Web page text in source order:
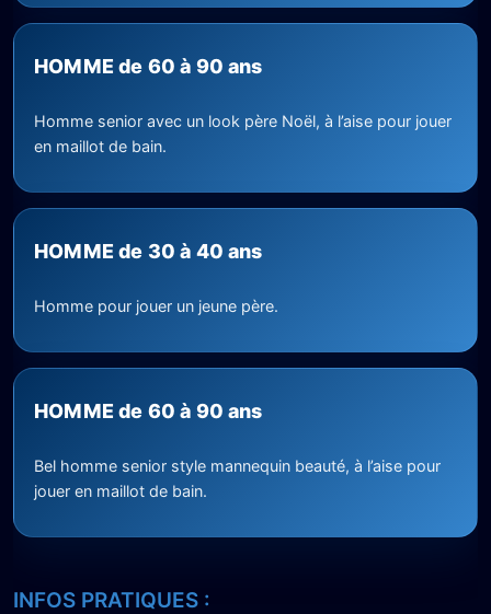
HOMME de 60 à 90 ans
Homme senior avec un look père Noël, à l’aise pour jouer
en maillot de bain.
HOMME de 30 à 40 ans
Homme pour jouer un jeune père.
HOMME de 60 à 90 ans
Bel homme senior style mannequin beauté, à l’aise pour
jouer en maillot de bain.
INFOS PRATIQUES :